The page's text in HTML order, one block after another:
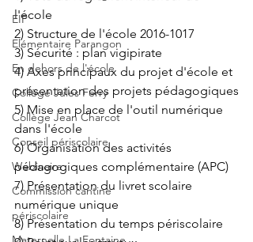
EIP
Elémentaire Parangon
En dehors de l'école
Collège Jules Ferry
Collège Jean Charcot
Conseil périscolaire
Webinaire
Commission cantine
périscolaire
l'école
2) Structure de l'école 2016-1017
3) Sécurité : plan vigipirate
4) Axes principaux du projet d'école et
présentation des projets pédagogiques
5) Mise en place de l'outil numérique
dans l'école
6) Organisation des activités
pédagogiques complémentaire (APC)
7) Présentation du livret scolaire
numérique unique
8) Présentation du temps périscolaire